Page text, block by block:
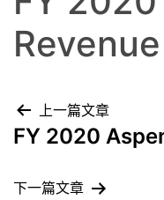
上一篇文章
FY 2020
下一篇文章